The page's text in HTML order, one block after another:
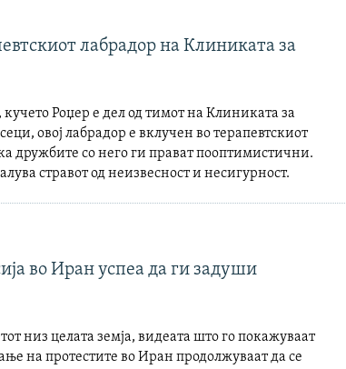
лабрадор на Клиниката за
Роџер е дел од тимот на Клиниката за
овој лабрадор е вклучен во терапевтскиот
дружбите со него ги прават пооптимистични.
стравот од неизвесност и несигурност.
во Иран успеа да ги задуши
низ целата земја, видеата што го покажуваат
на протестите во Иран продолжуваат да се